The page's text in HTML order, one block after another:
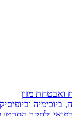
ואבטחת מזון
ביוכימיה